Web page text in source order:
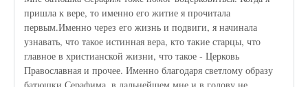
пришла к вере, то именно его житие я прочитала
первым.Именно через его жизнь и подвиги, я начинала
узнавать, что такое истинная вера, кто такие старцы, что
главное в христианской жизни, что такое - Церковь
Православная и прочее. Именно благодаря светлому образу